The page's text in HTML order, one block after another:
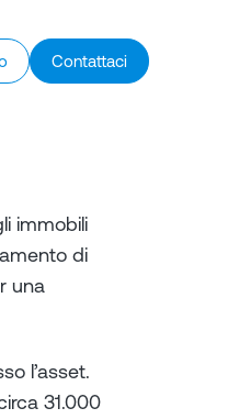
Contattaci
immobili
di
una
l’asset.
31.000